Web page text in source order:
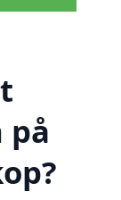
på